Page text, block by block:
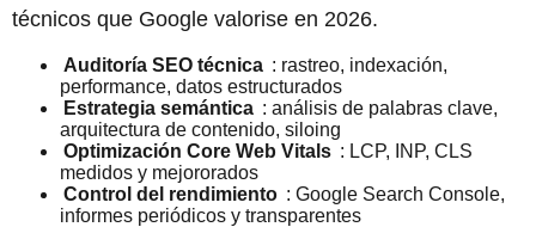
técnicos que Google valorise en 2026.
Auditoría SEO técnica : rastreo, indexación,
performance, datos estructurados
Estrategia semántica : análisis de palabras clave,
arquitectura de contenido, siloing
Optimización Core Web Vitals : LCP, INP, CLS
medidos y mejororados
Control del rendimiento : Google Search Console,
informes periódicos y transparentes